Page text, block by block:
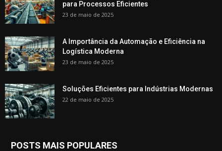
para Processos Eficientes
23 de maio de 2025
A Importância da Automação e Eficiência na
Logística Moderna
23 de maio de 2025
Soluções Eficientes para Indústrias Modernas
22 de maio de 2025
POSTS MAIS POPULARES